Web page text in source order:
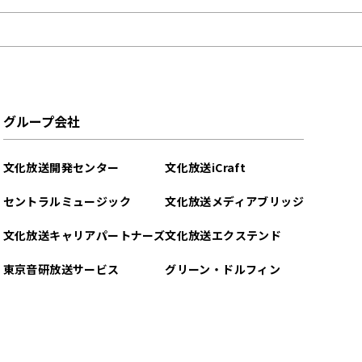
グループ会社
文化放送開発センター
セントラルミュージック
文化放送キャリアパートナーズ
東京音研放送サービス
文化放送iCraft
文化放送メディアブリッジ
文化放送エクステンド
グリーン・ドルフィン